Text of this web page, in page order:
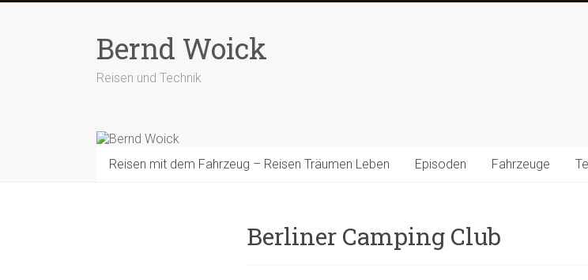
Bernd Woick
Reisen und Technik
Reisen mit dem Fahrzeug – Reisen Träumen Leben Episoden Fahrzeuge
Berliner Camping Club